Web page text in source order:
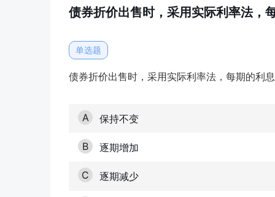
债券折价出售时，采用实际利率法，
单选题
债券折价出售时，采用实际利率法，每期的利
A 保持不变
B 逐期增加
C 逐期减少